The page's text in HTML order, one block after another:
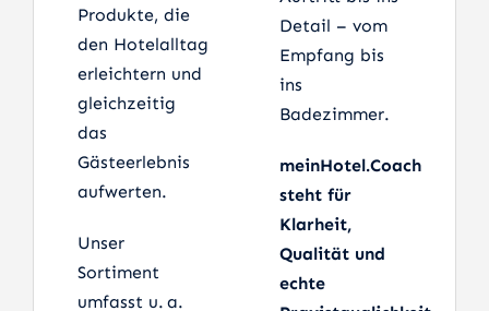
Produkte, die
den Hotelalltag
erleichtern und
gleichzeitig
das
Gästeerlebnis
aufwerten.
Unser
Sortiment
umfasst u. a.
Detail – vom
Empfang bis
ins
Badezimmer.
meinHotel.Coach
steht für
Klarheit,
Qualität und
echte